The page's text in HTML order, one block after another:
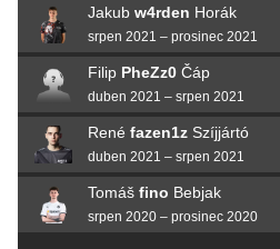
Jakub w4rden Horák
srpen 2021 – prosinec 2021
Filip PheZz0 Čáp
duben 2021 – srpen 2021
René fazen1z Szíjjártó
duben 2021 – srpen 2021
Tomáš fino Bebjak
srpen 2020 – prosinec 2020